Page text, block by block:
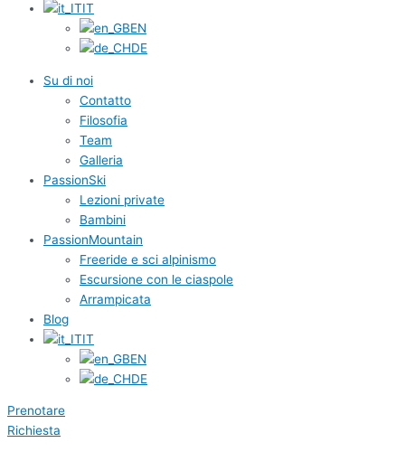
IT
EN
DE
Su di noi
Contatto
Filosofia
Team
Galleria
PassionSki
Lezioni private
Bambini
PassionMountain
Freeride e sci alpinismo
Escursione con le ciaspole
Arrampicata
Blog
IT
EN
DE
Prenotare
Richiesta